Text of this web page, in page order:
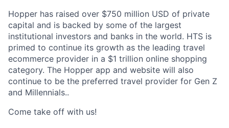
Hopper has raised over $750 million USD of private
capital and is backed by some of the largest
institutional investors and banks in the world. HTS is
primed to continue its growth as the leading travel
ecommerce provider in a $1 trillion online shopping
category. The Hopper app and website will also
continue to be the preferred travel provider for Gen Z
and Millennials..
Come take off with us!